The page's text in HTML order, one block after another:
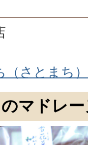
（さとまち
マドレ